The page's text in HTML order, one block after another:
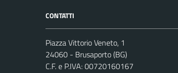
CONTATTI
Piazza Vittorio Veneto, 1
24060 - Brusaporto (BG)
C.F. e P.IVA: 00720160167